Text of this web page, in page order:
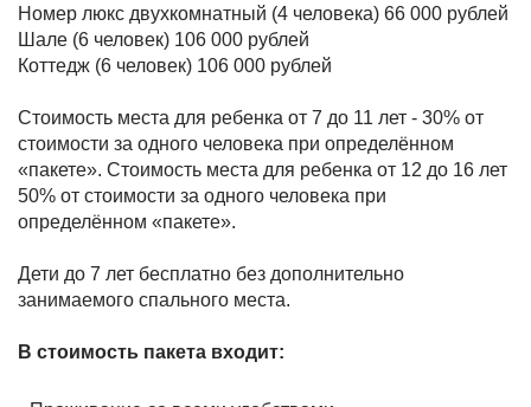
Номер люкс двухкомнатный (4 человека) 66 000 рублей
Шале (6 человек) 106 000 рублей
Коттедж (6 человек) 106 000 рублей
Стоимость места для ребенка от 7 до 11 лет - 30% от
стоимости за одного человека при определённом
«пакете». Стоимость места для ребенка от 12 до 16 лет
50% от стоимости за одного человека при
определённом «пакете».
Дети до 7 лет бесплатно без дополнительно
занимаемого спального места.
В стоимость пакета входит: